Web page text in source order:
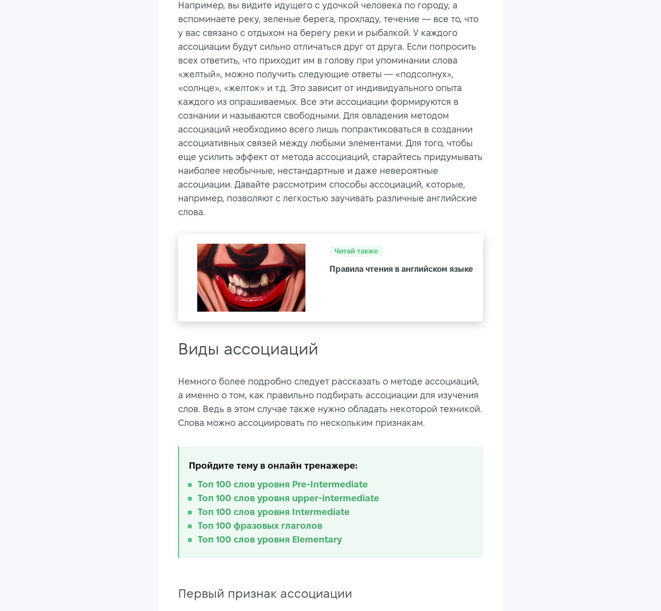
Например, вы видите идущего с удочкой человека по городу, а
вспоминаете реку, зеленые берега, прохладу, течение — все то, что
у вас связано с отдыхом на берегу реки и рыбалкой. У каждого
ассоциации будут сильно отличаться друг от друга. Если попросить
всех ответить, что приходит им в голову при упоминании слова
«желтый», можно получить следующие ответы — «подсолнух»,
«солнце», «желток» и т.д. Это зависит от индивидуального опыта
каждого из опрашиваемых. Все эти ассоциации формируются в
сознании и называются свободными. Для овладения методом
ассоциаций необходимо всего лишь попрактиковаться в создании
ассоциативных связей между любыми элементами. Для того, чтобы
еще усилить эффект от метода ассоциаций, старайтесь придумывать
наиболее необычные, нестандартные и даже невероятные
ассоциации. Давайте рассмотрим способы ассоциаций, которые,
например, позволяют с легкостью заучивать различные английские
слова.
Читай также
Правила чтения в английском языке
Виды ассоциаций
Немного более подробно следует рассказать о методе ассоциаций,
а именно о том, как правильно подбирать ассоциации для изучения
слов. Ведь в этом случае также нужно обладать некоторой техникой.
Слова можно ассоциировать по нескольким признакам.
Пройдите тему в онлайн тренажере:
Топ 100 слов уровня Pre-Intermediate
Топ 100 слов уровня upper-intermediate
Топ 100 слов уровня Intermediate
Топ 100 фразовых глаголов
Топ 100 слов уровня Elementary
Первый признак ассоциации